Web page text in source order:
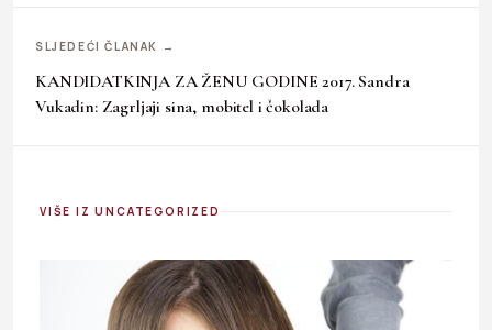
SLJEDEĆI ČLANAK →
KANDIDATKINJA ZA ŽENU GODINE 2017. Sandra
Vukadin: Zagrljaji sina, mobitel i čokolada
VIŠE IZ UNCATEGORIZED